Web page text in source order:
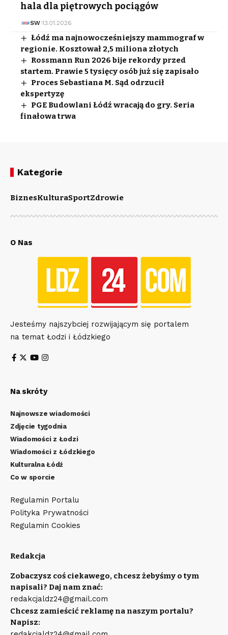
hala dla piętrowych pociągów
SW 13.01.2026
Łódź ma najnowocześniejszy mammograf w
regionie. Kosztował 2,5 miliona złotych
Rossmann Run 2026 bije rekordy przed
startem. Prawie 5 tysięcy osób już się zapisało
Proces Sebastiana M. Sąd odrzucił
ekspertyzę
PGE Budowlani Łódź wracają do gry. Seria
finałowa trwa
Kategorie
BiznesKulturaSportZdrowie
O Nas
Jesteśmy najszybciej rozwijającym się portalem
na temat Łodzi i Łódzkiego
Na skróty
Najnowsze wiadomości
Zdjęcie tygodnia
Wiadomości z Łodzi
Wiadomości z Łódzkiego
Kulturalna Łódź
Co w sporcie
Regulamin Portalu
Polityka Prywatności
Regulamin Cookies
Redakcja
Zobaczysz coś ciekawego, chcesz żebyśmy o tym
napisali? Daj nam znać:
redakcjaldz24@gmail.com
Chcesz zamieścić reklamę na naszym portalu?
Napisz: